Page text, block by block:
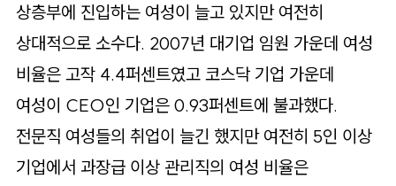
상층부에 진입하는 여성이 늘고 있지만 여전히
상대적으로 소수다. 2007년 대기업 임원 가운데 여성
비율은 고작 4.4퍼센트였고 코스닥 기업 가운데
여성이 CEO인 기업은 0.93퍼센트에 불과했다.
전문직 여성들의 취업이 늘긴 했지만 여전히 5인 이상
기업에서 과장급 이상 관리직의 여성 비율은